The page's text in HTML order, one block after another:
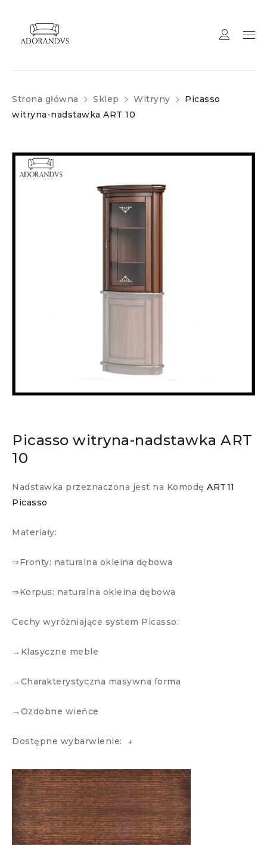
Strona główna Sklep Witryny
Picasso
witryna-nadstawka ART 10
Picasso witryna-nadstawka ART
10
Nadstawka przeznaczona jest na Komodę ART11
Picasso
Materiały:
⇒Fronty: naturalna okleina dębowa
⇒Korpus: naturalna okleina dębowa
Cechy wyróżniające system Picasso:
→Klasyczne meble
→Charakterystyczna masywna forma
→Ozdobne wieńce
Dostępne wybarwienie: ↓